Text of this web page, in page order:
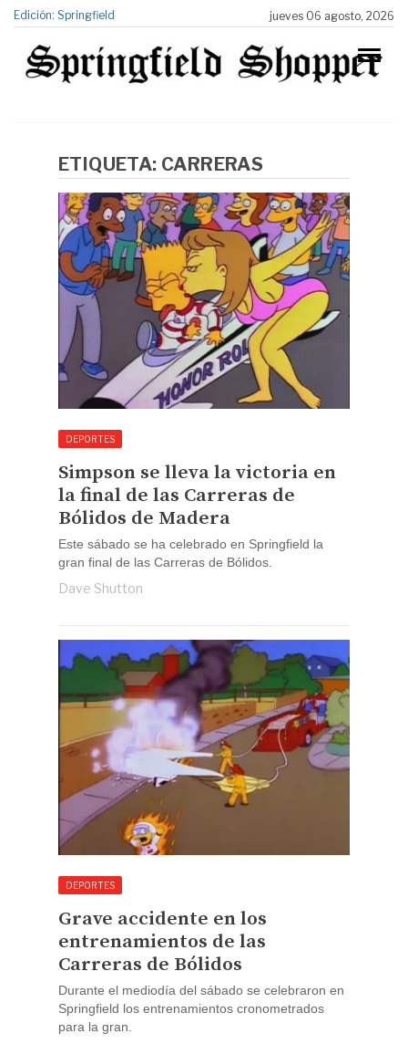
Edición: Springfield jueves 06 agosto, 2026
ETIQUETA: CARRERAS
DEPORTES
Simpson se lleva la victoria en
la final de las Carreras de
Bólidos de Madera
Este sábado se ha celebrado en Springfield la
gran final de las Carreras de Bólidos.
Dave Shutton
DEPORTES
Grave accidente en los
entrenamientos de las
Carreras de Bólidos
Durante el mediodía del sábado se celebraron en
Springfield los entrenamientos cronometrados
para la gran.